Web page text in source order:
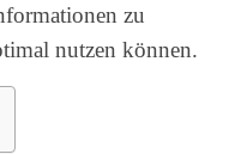
zu
nutzen können.